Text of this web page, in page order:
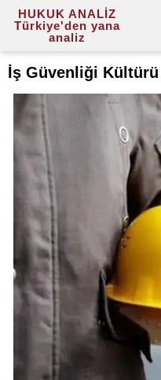
HUKUK ANALİZ
Türkiye'den yana
analiz
İş Güvenliği Kültürü